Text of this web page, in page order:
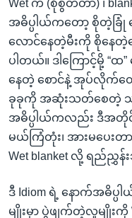
Wet က (စိုစွတ်တာ) ၊
အဓိပ္ပါယ်ကတော့ စိုတဲ့ခြုံ
လောင်နေတဲ့မီးကို စိုနေတဲ့
ပါတယ်။ ဒါကြောင့်မို့ “
နေတဲ့ စောင်နဲ့ အုပ်လိုက်တေ
ခုခုကို အဆုံးသတ်စေတဲ့ သ
အဓိပ္ပါယ်ကလည်း ဒီအတိုင်
မယ်ကြံတုံး၊ အားမပေး
Wet blanket လို့ ရည်ညွှန်
ဒီ Idiom ရဲ့ နောက်အဓိပ္ပ
မျိုးမှာ ပွဲဖျက်တဲ့လူမျိုး